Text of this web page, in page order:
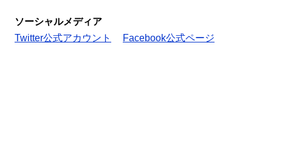
ソーシャルメディア
Twitter公式アカウント
Facebook公式ページ